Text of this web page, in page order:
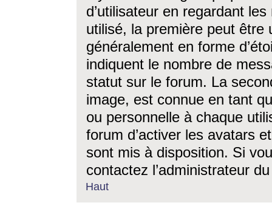
d’utilisateur en regardant
utilisé, la première peut être
généralement en forme
indiquent le nombre de
statut sur le forum. La
image, est connue en tant
ou personnelle à chaque
forum d’activer les avatars
sont mis à disposition. Si
contactez l’administrateur
Haut